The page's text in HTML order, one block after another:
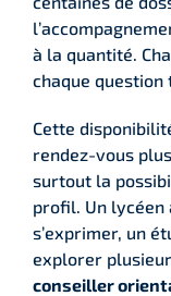
à la quantité.
chaque question
Cette
rendez-vous
surtout la
profil. Un lycéen
s’exprimer, un
explorer
conseiller